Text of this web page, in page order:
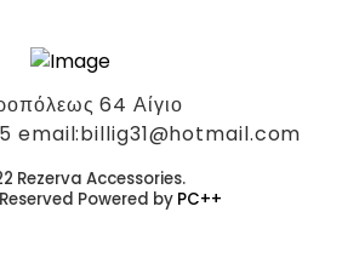
64 Αίγιο
email:billig31@hotmail.com
Rezerva Accessories.
Powered by PC++